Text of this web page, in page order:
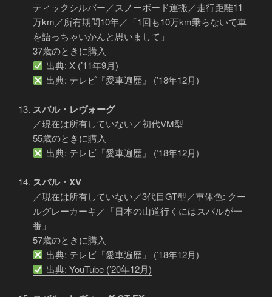
ティックシルバー／スノーボード運搬／走行距離11
万km／所有期間10年／「1回も10万km乗らないで車
を語っちゃいかんと思いまして」
37歳のときに購入
出典: X (’11年9月)
出典: テレビ『愛車遍歴』 (’18年12月)
スバル・レヴォーグ
／現在は所有していない／初代VM型
55歳のときに購入
出典: テレビ『愛車遍歴』 (’18年12月)
スバル・XV
／現在は所有していない／3代目GT型／車体色: クー
ルグレーカーキ／「日本の山道行くにはスバルが一
番」
57歳のときに購入
出典: テレビ『愛車遍歴』 (’18年12月)
出典: YouTube (’20年12月)